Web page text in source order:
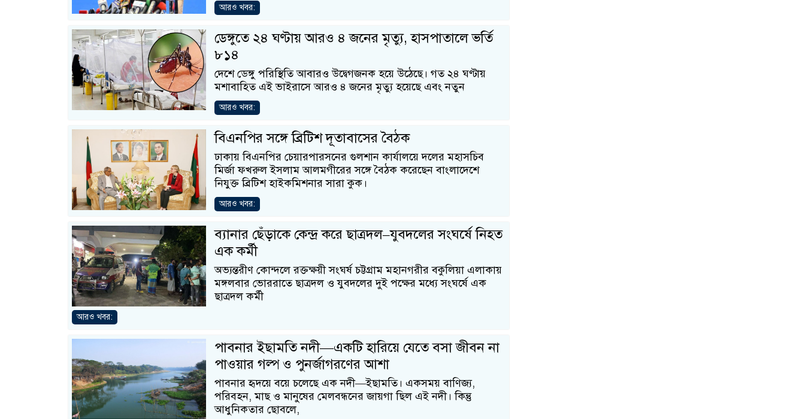
আরও খবর:
ডেঙ্গুতে ২৪ ঘণ্টায় আরও ৪ জনের মৃত্যু, হাসপাতালে ভর্তি
৮১৪
দেশে ডেঙ্গু পরিস্থিতি আবারও উদ্বেগজনক হয়ে উঠেছে। গত ২৪ ঘণ্টায়
মশাবাহিত এই ভাইরাসে আরও ৪ জনের মৃত্যু হয়েছে এবং নতুন
আরও খবর:
বিএনপির সঙ্গে ব্রিটিশ দূতাবাসের বৈঠক
ঢাকায় বিএনপির চেয়ারপারসনের গুলশান কার্যালয়ে দলের মহাসচিব
মির্জা ফখরুল ইসলাম আলমগীরের সঙ্গে বৈঠক করেছেন বাংলাদেশে
নিযুক্ত ব্রিটিশ হাইকমিশনার সারা কুক।
আরও খবর:
ব্যানার ছেঁড়াকে কেন্দ্র করে ছাত্রদল–যুবদলের সংঘর্ষে নিহত
এক কর্মী
অভ্যন্তরীণ কোন্দলে রক্তক্ষয়ী সংঘর্ষ চট্টগ্রাম মহানগরীর বকুলিয়া এলাকায়
মঙ্গলবার ভোররাতে ছাত্রদল ও যুবদলের দুই পক্ষের মধ্যে সংঘর্ষে এক
ছাত্রদল কর্মী
আরও খবর:
পাবনার ইছামতি নদী—একটি হারিয়ে যেতে বসা জীবন না
পাওয়ার গল্প ও পুনর্জাগরণের আশা
পাবনার হৃদয়ে বয়ে চলেছে এক নদী—ইছামতি। একসময় বাণিজ্য,
পরিবহন, মাছ ও মানুষের মেলবন্ধনের জায়গা ছিল এই নদী। কিন্তু
আধুনিকতার ছোবলে,